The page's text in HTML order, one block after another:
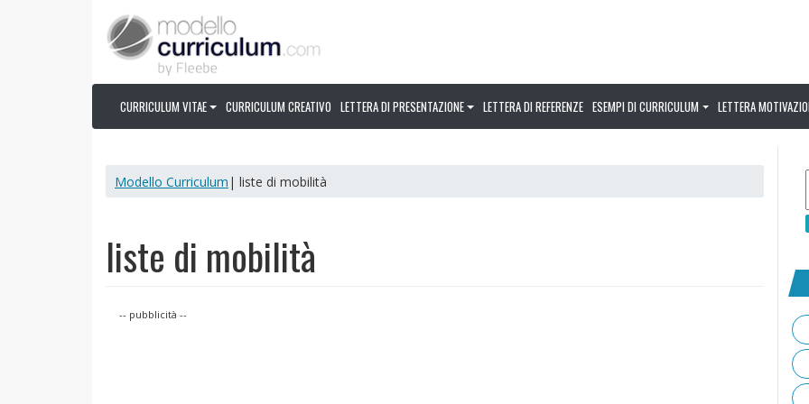
CURRICULUM VITAE CURRICULUM CREATIVO LETTERA DI PRESENTAZIONE LETTERA DI REFERENZE ESEMPI DI CURRICULUM LETTERA
Modello Curriculum | liste di mobilità
liste di mobilità
-- pubblicità --